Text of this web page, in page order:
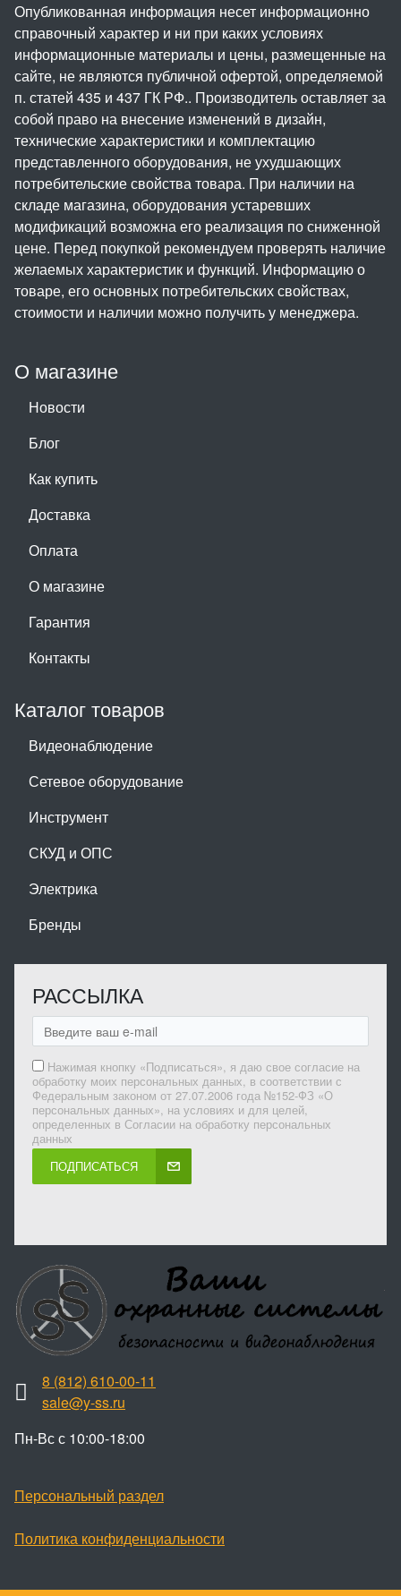
О магазине
Новости
Блог
Как купить
Доставка
Оплата
О магазине
Гарантия
Контакты
Каталог товаров
Видеонаблюдение
Сетевое оборудование
Инструмент
СКУД и ОПС
Электрика
Бренды
РАССЫЛКА
Нажимая кнопку «Подписаться», я даю свое согласие на
обработку моих персональных данных, в соответствии с
Федеральным законом от 27.07.2006 года №152-ФЗ «О
персональных данных», на условиях и для целей,
определенных в Согласии на обработку персональных
данных
ПОДПИСАТЬСЯ
8 (812) 610-00-11
sale@y-ss.ru
Пн-Вс с 10:00-18:00
Персональный раздел
Политика конфиденциальности
Опубликованная информация несет информационно
справочный характер и ни при каких условиях
информационные материалы и цены, размещенные на
сайте, не являются публичной офертой, определяемой
п. статей 435 и 437 ГК РФ.. Производитель оставляет за
собой право на внесение изменений в дизайн,
технические характеристики и комплектацию
представленного оборудования, не ухудшающих
потребительские свойства товара. При наличии на
складе магазина, оборудования устаревших
модификаций возможна его реализация по сниженной
цене. Перед покупкой рекомендуем проверять наличие
желаемых характеристик и функций. Информацию о
товаре, его основных потребительских свойствах,
стоимости и наличии можно получить у менеджера.